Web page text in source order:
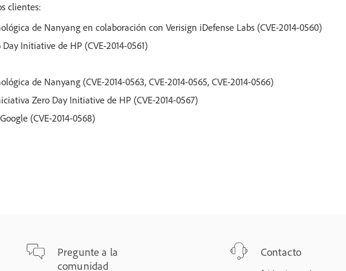
clientes:
de Nanyang en colaboración con Verisign iDefense Labs (CVE-2014-0560)
Initiative de HP (CVE-2014-0561)
de Nanyang (CVE-2014-0563, CVE-2014-0565, CVE-2014-0566)
Zero Day Initiative de HP (CVE-2014-0567)
(CVE-2014-0568)
Pregunte a la
comunidad
Contacto